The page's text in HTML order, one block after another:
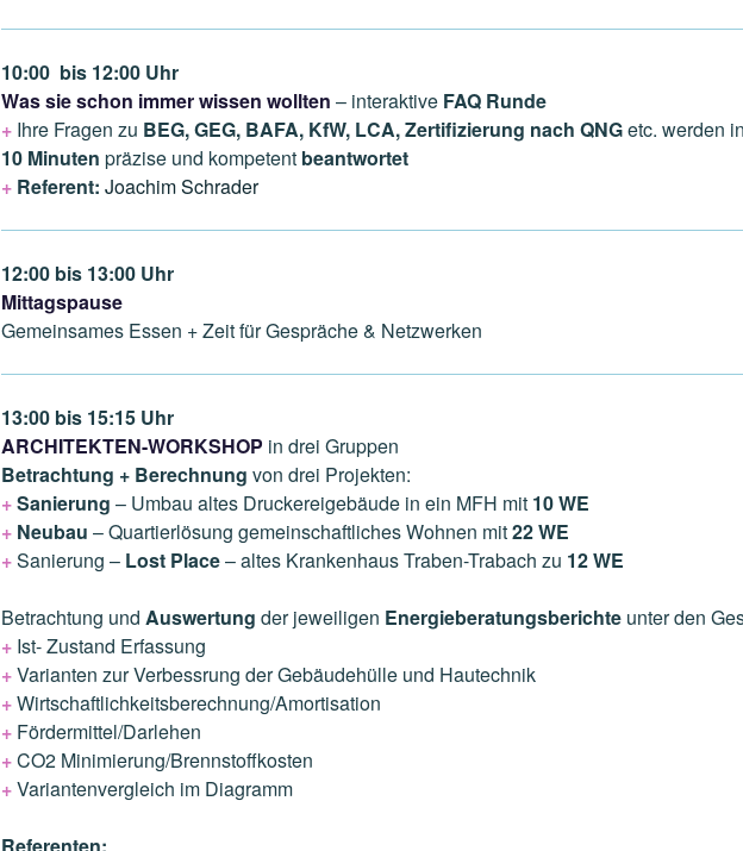
10:00 bis 12:00 Uhr
Was sie schon immer wissen wollten – interaktive FAQ Runde
+ Ihre Fragen zu BEG, GEG, BAFA, KfW, LCA, Zertifizierung nach QNGetc. werden
10 Minuten präzise und kompetent beantwortet
+ Referent: Joachim Schrader
12:00 bis 13:00 Uhr
Mittagspause
Gemeinsames Essen + Zeit für Gespräche & Netzwerken
13:00 bis 15:15 Uhr
ARCHITEKTEN-WORKSHOP in drei Gruppen
Betrachtung + Berechnung von drei Projekten:
+Sanierung – Umbau altes Druckereigebäude in ein MFH mit 10 WE
+ Neubau – Quartierlösung gemeinschaftliches Wohnen mit22 WE
+Sanierung – Lost Place– altes Krankenhaus Traben-Trabach zu 12 WE
Betrachtung und Auswertung der jeweiligen Energieberatungsberichte unter den
+ Ist- Zustand Erfassung
+Varianten zur Verbessrung der Gebäudehülle und Hautechnik
+Wirtschaftlichkeitsberechnung/Amortisation
+ Fördermittel/Darlehen
+CO2 Minimierung/Brennstoffkosten
+Variantenvergleich im Diagramm
Referenten: